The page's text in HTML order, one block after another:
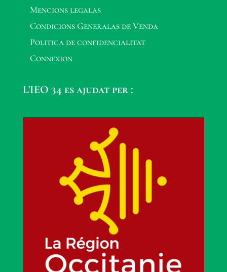
Mencions legalas
Condicions Generalas de Venda
Politica de confidencialitat
Connexion
L'IEO 34 es ajudat per :